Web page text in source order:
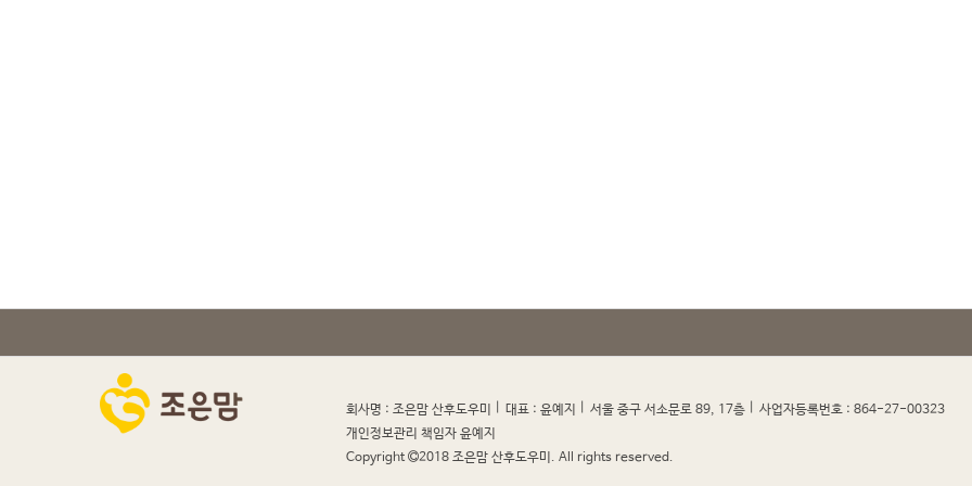
회사명 : 조은맘 산후도우미 대표 : 윤예지 서울 중구 서소문로 89, 17층 사업자등록번호 : 864-27-00323
개인정보관리 책임자 윤예지
Copyright
2018 조은맘 산후도우미. All rights reserved.